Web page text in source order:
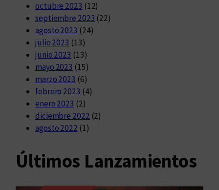
octubre 2023 (12)
septiembre 2023 (22)
agosto 2023 (24)
julio 2023 (13)
junio 2023 (13)
mayo 2023 (15)
marzo 2023 (6)
febrero 2023 (4)
enero 2023 (2)
diciembre 2022 (2)
agosto 2022 (1)
Últimos Lanzamientos